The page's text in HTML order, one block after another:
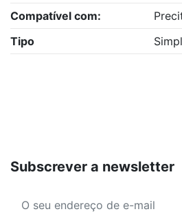
Compatível com:
Tipo
Subscrever a newsletter